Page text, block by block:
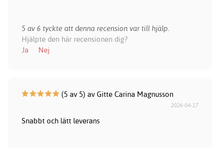
5 av 6 tyckte att denna recension var till hjälp.
Hjälpte den här recensionen dig?
Ja
Nej
(5 av 5) av Gitte Carina Magnusson
2026-04-17
Snabbt och lätt leverans